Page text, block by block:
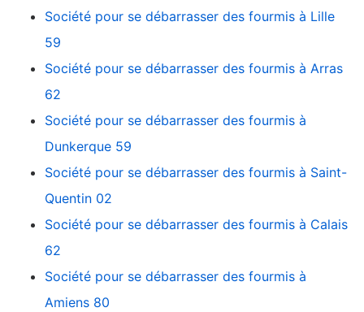
Société pour se débarrasser des fourmis à Lille
59
Société pour se débarrasser des fourmis à Arras
62
Société pour se débarrasser des fourmis à
Dunkerque 59
Société pour se débarrasser des fourmis à Saint-
Quentin 02
Société pour se débarrasser des fourmis à Calais
62
Société pour se débarrasser des fourmis à
Amiens 80